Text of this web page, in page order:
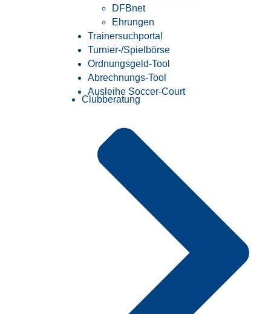
DFBnet
Ehrungen
Trainersuchportal
Turnier-/Spielbörse
Ordnungsgeld-Tool
Abrechnungs-Tool
Ausleihe Soccer-Court
Clubberatung